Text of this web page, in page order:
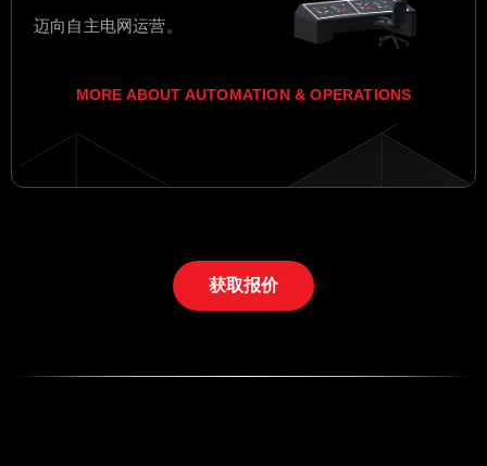
迈向自主电网运营。
MORE ABOUT AUTOMATION & OPERATIONS
获取报价